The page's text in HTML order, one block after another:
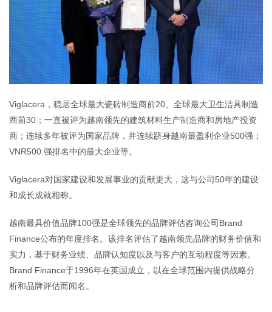
Viglacera，稳居全球最大瓷砖制造商前20、全球最大卫生洁具制造
商前30；一直被评为越南领先的建筑材料生产制造商和房地产投资
商；连续多年被评为国家品牌，并连续跻身越南最盈利企业500强；
VNR500 强排名中的最大企业等。
Viglacera对国家建设和发展事业的贡献更大，这与公司50年的建设
和成长成就相称。
越南最具价值品牌100强是全球领先的品牌评估咨询公司Brand
Finance公布的年度排名。该排名评估了越南领先品牌的财务价值和
实力，基于财务业绩、品牌认知度以及与客户的互动程度等因素。
Brand Finance于1996年在英国成立，以在全球范围内提供战略分
析和品牌评估而闻名。